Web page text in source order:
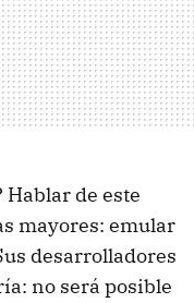
Hablar de este
mayores: emular
desarrolladores
no será posible